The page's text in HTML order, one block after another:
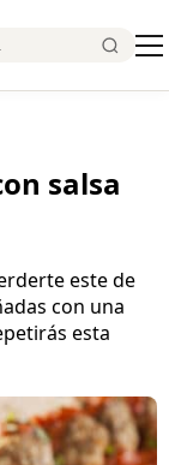
salsa
este de
con una
esta